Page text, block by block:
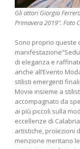
Gli attori Giorgia
Primavera 2019″. Foto
Sono proprio queste
di eleganza e
anche all’Evento
stilisti emergenti
Movie insieme a
accompagnato da
ai più piccoli sulla
eccellenze di
artistiche, proiezioni
menzione meritano